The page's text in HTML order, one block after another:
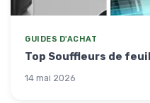
GUIDES D'ACHAT
Top Souffleurs de
14 mai 2026